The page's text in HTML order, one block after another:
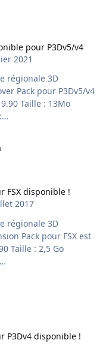
pour P3Dv5/v4
2021
régionale 3D
Pack pour P3Dv5/v4
La
conçue pour
en proposant
Ces
via des balises
certains aspects
et/ou historiques
FSX disponible !
2017
régionale 3D
Pack pour FSX est
La scène
P3Dv4 disponible !